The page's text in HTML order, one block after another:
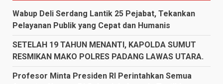
Wabup Deli Serdang Lantik 25 Pejabat, Tekankan
Pelayanan Publik yang Cepat dan Humanis
SETELAH 19 TAHUN MENANTI, KAPOLDA SUMUT
RESMIKAN MAKO POLRES PADANG LAWAS UTARA.
Profesor Minta Presiden RI Perintahkan Semua